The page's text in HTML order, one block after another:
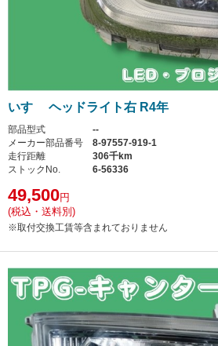
いすゞ ヘッドライト右 R4年
部品型式
--
メーカー部品番号
8-97557-919-1
走行距離
306千km
ストックNo.
6-56336
49,500円
(税込・送料別)
※取付交換工賃等含まれておりません